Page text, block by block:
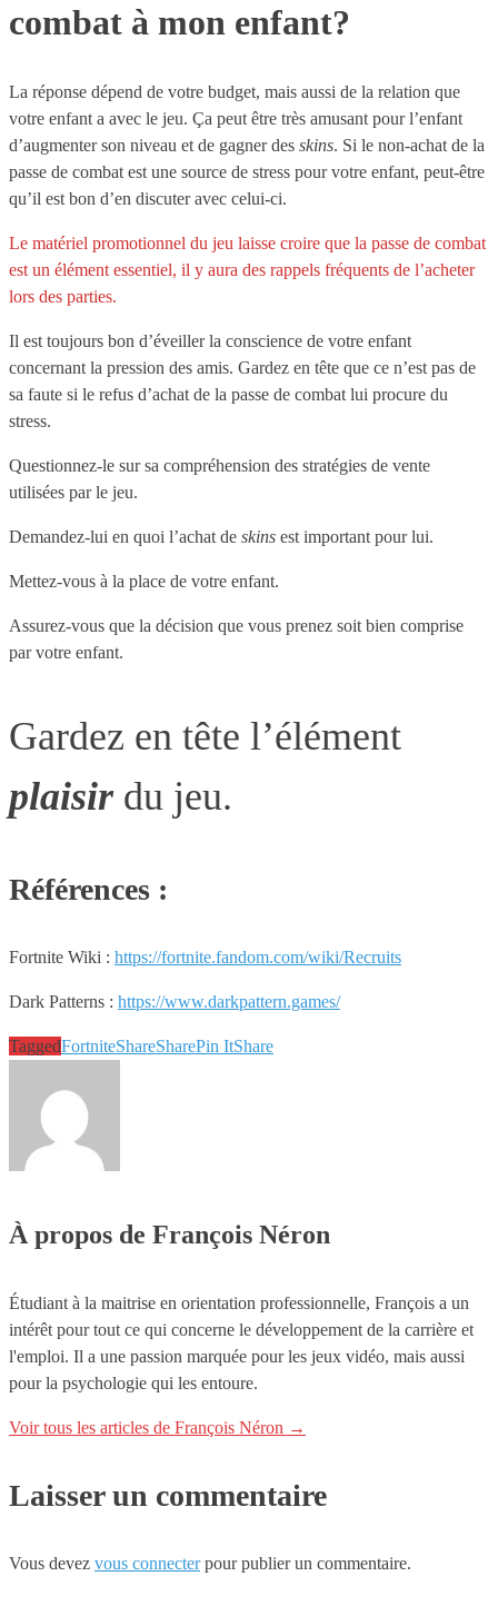
combat à mon enfant?
La réponse dépend de votre budget, mais aussi de la relation que
votre enfant a avec le jeu. Ça peut être très amusant pour l’enfant
d’augmenter son niveau et de gagner des skins. Si le non-achat de la
passe de combat est une source de stress pour votre enfant, peut-être
qu’il est bon d’en discuter avec celui-ci.
Le matériel promotionnel du jeu laisse croire que la passe de combat
est un élément essentiel, il y aura des rappels fréquents de l’acheter
lors des parties.
Il est toujours bon d’éveiller la conscience de votre enfant
concernant la pression des amis. Gardez en tête que ce n’est pas de
sa faute si le refus d’achat de la passe de combat lui procure du
stress.
Questionnez-le sur sa compréhension des stratégies de vente
utilisées par le jeu.
Demandez-lui en quoi l’achat de skins est important pour lui.
Mettez-vous à la place de votre enfant.
Assurez-vous que la décision que vous prenez soit bien comprise
par votre enfant.
Gardez en tête l’élément
plaisir du jeu.
Références :
Fortnite Wiki : https://fortnite.fandom.com/wiki/Recruits
Dark Patterns : https://www.darkpattern.games/
TaggedFortniteShareSharePin ItShare
À propos de François Néron
Étudiant à la maitrise en orientation professionnelle, François a un
intérêt pour tout ce qui concerne le développement de la carrière et
l'emploi. Il a une passion marquée pour les jeux vidéo, mais aussi
pour la psychologie qui les entoure.
Voir tous les articles de François Néron →
Laisser un commentaire
Vous devez vous connecterpour publier un commentaire.